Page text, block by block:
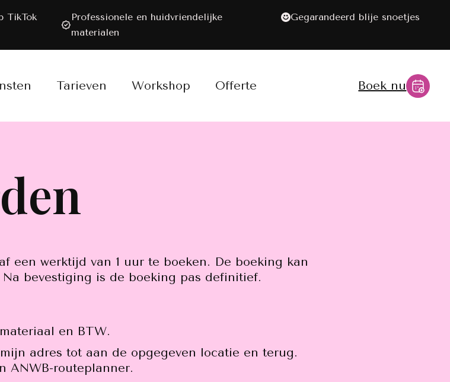
TikTok
Professionele en huidvriendelijke
materialen
Gegarandeerd blije snoetjes
Tarieven Workshop Offerte Boek nu
een werktijd van 1 uur te boeken. De boeking kan
bevestiging is de boeking pas definitief.
en BTW.
adres tot aan de opgegeven locatie en terug.
ANWB-routeplanner.